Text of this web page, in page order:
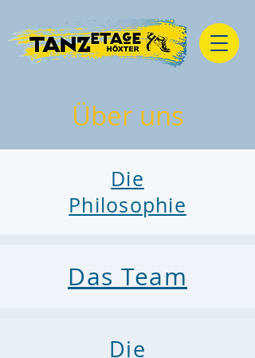
Über uns
Die
Philosophie
Das Team
Die